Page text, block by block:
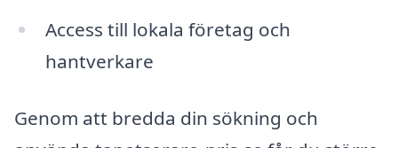
Access till lokala företag och
hantverkare
Genom att bredda din sökning och